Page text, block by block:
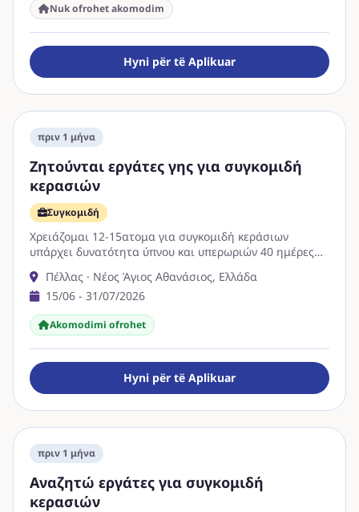
Nuk ofrohet akomodim
Hyni për të Aplikuar
πριν 1 μήνα
Ζητούνται εργάτες γης για συγκομιδή
κερασιών
Συγκομιδή
Χρειάζομαι 12-15ατομα για συγκομιδή κεράσιων
υπάρχει δυνατότητα ύπνου και υπερωριών 40 ημέρες
Πέλλας · Νέος Άγιος Αθανάσιος, Ελλάδα
15/06 - 31/07/2026
Akomodimi ofrohet
Hyni për të Aplikuar
πριν 1 μήνα
Αναζητώ εργάτες για συγκομιδή
κερασιών